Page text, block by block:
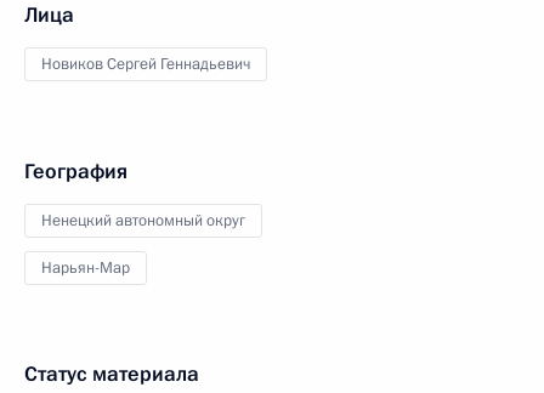
Лица
Новиков Сергей Геннадьевич
География
Ненецкий автономный округ
Нарьян-Мар
Статус материала